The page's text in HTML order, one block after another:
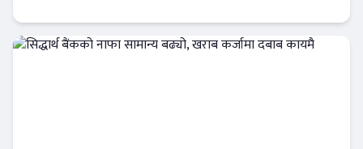
बैंक-वित्त